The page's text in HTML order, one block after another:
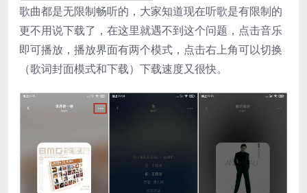
歌曲都是无限制畅听的，大家知道现在听歌是有限制的
更不用说下载了，在这里就遇不到这个问题，点击音乐
即可播放，播放界面有两个模式，点击右上角可以切换
（歌词封面模式和下载）下载速度又很快。